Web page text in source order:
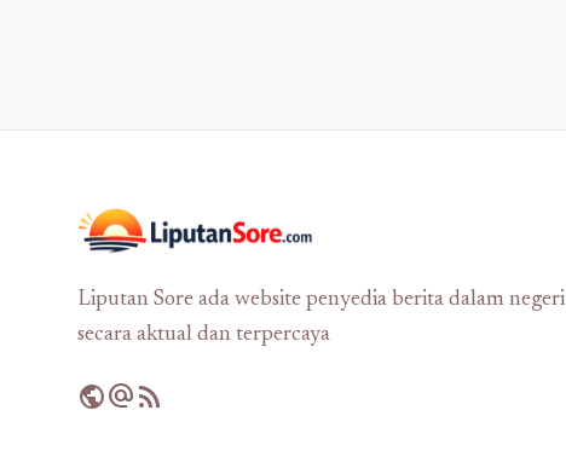
Liputan Sore ada website penyedia berita dalam negeri
secara aktual dan terpercaya
publicalternate_emailrss_feed